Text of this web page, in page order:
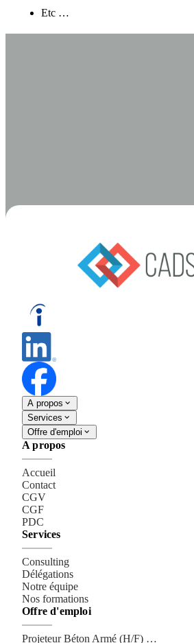
Etc …
A propos
Services
Offre d'emploi
A propos
Accueil
Contact
CGV
CGF
PDC
Services
Consulting
Délégations
Notre équipe
Nos formations
Offre d'emploi
Projeteur Béton Armé (H/F) REVIT - AUTOCAD - ADFER